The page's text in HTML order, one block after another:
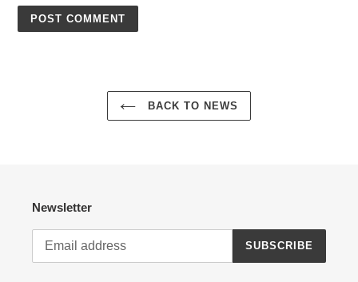
BACK TO NEWS
Newsletter
SUBSCRIBE